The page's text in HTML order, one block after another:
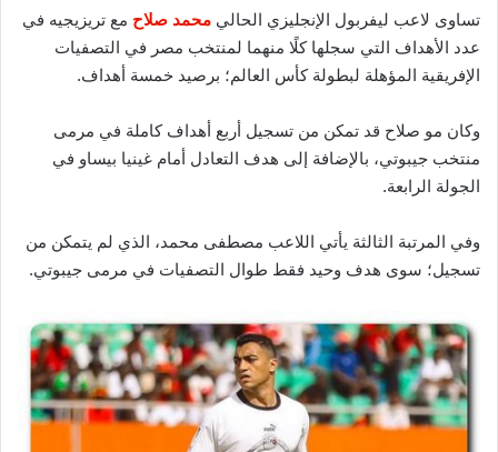
تساوى لاعب ليفربول الإنجليزي الحالي محمد صلاح مع تريزيجيه في
عدد الأهداف التي سجلها كلًا منهما لمنتخب مصر في التصفيات
الإفريقية المؤهلة لبطولة كأس العالم؛ برصيد خمسة أهداف.
وكان مو صلاح قد تمكن من تسجيل أربع أهداف كاملة في مرمى
منتخب جيبوتي، بالإضافة إلى هدف التعادل أمام غينيا بيساو في
الجولة الرابعة.
وفي المرتبة الثالثة يأتي اللاعب مصطفى محمد، الذي لم يتمكن من
تسجيل؛ سوى هدف وحيد فقط طوال التصفيات في مرمى جيبوتي.